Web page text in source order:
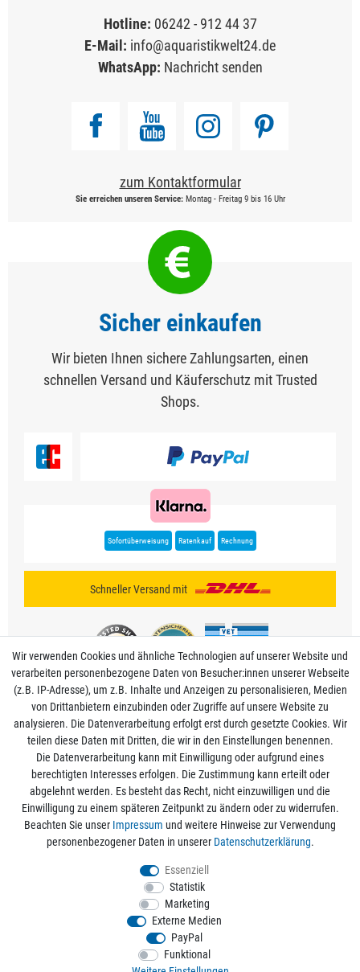
Hotline: 06242 - 912 44 37
E-Mail: info@aquaristikwelt24.de
WhatsApp: Nachricht senden
zum Kontaktformular
Sie erreichen unseren Service:Montag - Freitag 9 bis 16 Uhr
Sicher einkaufen
Wir bieten Ihnen sichere Zahlungsarten, einen
schnellen Versand und Käuferschutz mit Trusted
Shops.
Sofortüberweisung Ratenkauf Rechnung
Schneller Versand mit
Mein Konto
Informationen
Rechtliche Angaben
Alle Preise sind inkl. der gesetzlichen Mehrwertsteuer und zzgl.
Kostenloser Versand ab 50€ Bestellwert nur innerhalb Deutschlands.
© 2026 aquaristikwelt24. Alle Rechte vorbehalten. Powered by
Wir verwenden Cookies und ähnliche Technologien auf unserer Website und
verarbeiten personenbezogene Daten von Besucher:innen unserer Webseite
(z.B. IP-Adresse), um z.B. Inhalte und Anzeigen zu personalisieren, Medien
von Drittanbietern einzubinden oder Zugriffe auf unsere Website zu
analysieren. Die Datenverarbeitung erfolgt erst durch gesetzte Cookies. Wir
teilen diese Daten mit Dritten, die wir in den Einstellungen benennen.
Die Datenverarbeitung kann mit Einwilligung oder aufgrund eines
berechtigten Interesses erfolgen. Die Zustimmung kann erteilt oder
abgelehnt werden. Es besteht das Recht, nicht einzuwilligen und die
Einwilligung zu einem späteren Zeitpunkt zu ändern oder zu widerrufen.
Beachten Sie unser Impressum und weitere Hinweise zur Verwendung
personenbezogener Daten in unserer Daten­schutz­erklärung.
Essenziell
Statistik
Marketing
Externe Medien
PayPal
Funktional